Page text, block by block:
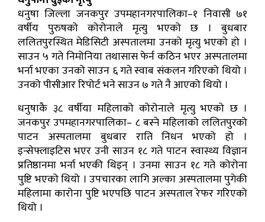
धनुषा जिल्ला जनकपुर उपमहानगरपालिका–१ निवासी ७१
वर्षीय पुरुषको कोरोनाले मृत्यु भएको छ । बुधबार
ललितपुरस्थित मेडिसिटी अस्पतालमा उनको मृत्यु भएको हो ।
साउन ५ गते निमोनिया तथासास फेर्न कठिन भएर अस्पतालमा
भर्ना भएका उनको साउन ६ गते स्वाब संकलन गरिएको थियो ।
उनको पीसीआर रिपोर्ट भने साउन ७ गते नै आएको थियो ।
धनुषाकै ३८ वर्षीया महिलाको कोरोनाले मृत्यु भएको छ ।
जनकपुर उपमहानगरपालिका– ८ बस्ने महिलाको ललितपुरको
पाटन अस्पतालमा बुधबार राति निधन भएको हो ।
इन्सेफ्लाइटिस भएर उनी साउन १८ गते पाटन स्वास्थ्य विज्ञान
प्रतिष्ठानमा भर्ना भएकी थिइन् । उनमा साउन १८ गते कोरोना
पुष्टि भएको थियो । उपचारका लागि अल्का अस्पतालमा पुगेकी
महिलामा कारोना पुष्टि भएपछि पाटन अस्पताल रेफर गरिएको
थियो ।